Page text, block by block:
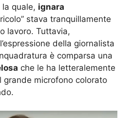
quale, ignara
stava tranquillamente
lavoro. Tuttavia,
della giornalista
è comparsa una
che le ha letteralemente
grande microfono colorato